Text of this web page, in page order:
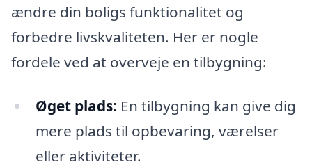
ændre din boligs funktionalitet og
forbedre livskvaliteten. Her er nogle
fordele ved at overveje en tilbygning:
Øget plads: En tilbygning kan give dig
mere plads til opbevaring, værelser
eller aktiviteter.